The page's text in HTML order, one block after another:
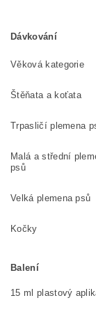
Dávkování
Věková kategorie
Štěňata a koťata
Trpasličí plemena
Malá a střední
psů
Velká plemena psů
Kočky
Balení
15 ml plastový